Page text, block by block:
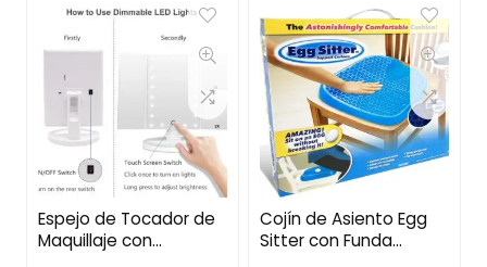
Espejo de Tocador de
Maquillaje con
Cojín de Asiento Egg
Sitter con Funda